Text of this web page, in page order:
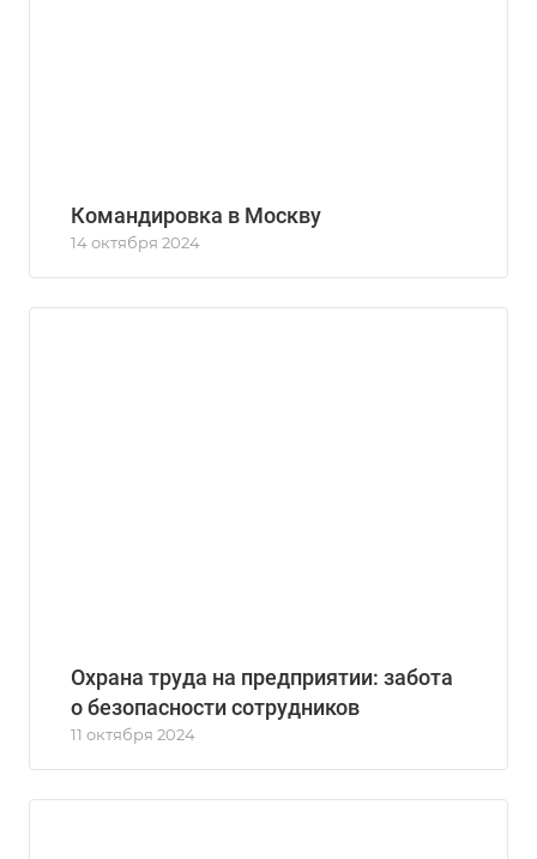
Командировка в Москву
14 октября 2024
Охрана труда на предприятии: забота
о безопасности сотрудников
11 октября 2024